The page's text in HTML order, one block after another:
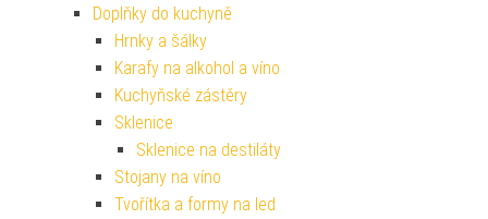
Doplňky do kuchyně
Hrnky a šálky
Karafy na alkohol a víno
Kuchyňské zástěry
Sklenice
Sklenice na destiláty
Stojany na víno
Tvořítka a formy na led